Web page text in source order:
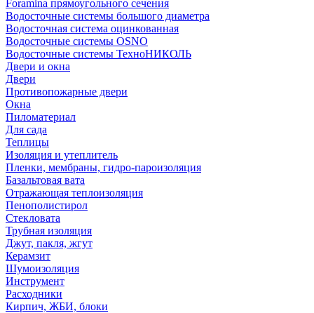
Foramina прямоугольного сечения
Водосточные системы большого диаметра
Водосточная система оцинкованная
Водосточные системы OSNO
Водосточные системы ТехноНИКОЛЬ
Двери и окна
Двери
Противопожарные двери
Окна
Пиломатериал
Для сада
Теплицы
Изоляция и утеплитель
Пленки, мембраны, гидро-пароизоляция
Базальтовая вата
Отражающая теплоизоляция
Пенополистирол
Стекловата
Трубная изоляция
Джут, пакля, жгут
Керамзит
Шумоизоляция
Инструмент
Расходники
Кирпич, ЖБИ, блоки